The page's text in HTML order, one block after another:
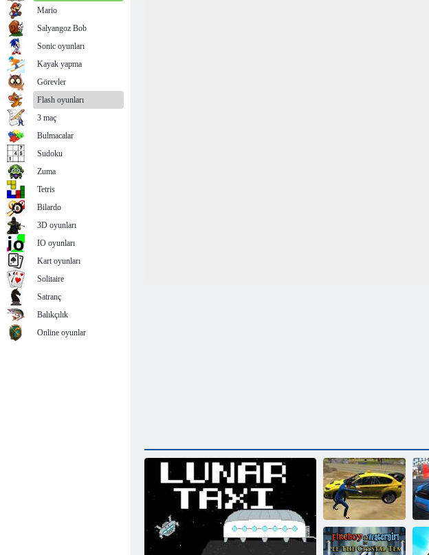
Mario
Salyangoz Bob
Sonic oyunları
Kayak yapma
Görevler
Flash oyunları
3 maç
Bulmacalar
Sudoku
Zuma
Tetris
Bilardo
3D oyunları
IO oyunları
Kart oyunları
Solitaire
Satranç
Balıkçılık
Online oyunlar